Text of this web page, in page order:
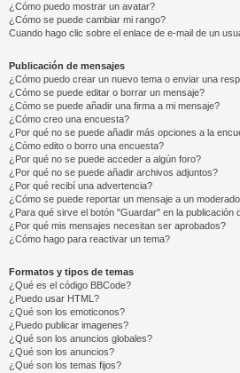
¿Cómo puedo mostrar un avatar?
¿Cómo se puede cambiar mi rango?
Cuando hago clic sobre el enlace de e-mail de un
Publicación de mensajes
¿Cómo puedo crear un nuevo tema o enviar una
¿Cómo se puede editar o borrar un mensaje?
¿Cómo se puede añadir una firma a mi mensaje?
¿Cómo creo una encuesta?
¿Por qué no se puede añadir más opciones a la
¿Cómo edito o borro una encuesta?
¿Por qué no se puede acceder a algún foro?
¿Por qué no se puede añadir archivos adjuntos?
¿Por qué recibí una advertencia?
¿Cómo se puede reportar un mensaje a un
¿Para qué sirve el botón "Guardar" en la publicación
¿Por qué mis mensajes necesitan ser aprobados?
¿Cómo hago para reactivar un tema?
Formatos y tipos de temas
¿Qué es el código BBCode?
¿Puedo usar HTML?
¿Qué son los emoticonos?
¿Puedo publicar imagenes?
¿Qué son los anuncios globales?
¿Qué son los anuncios?
¿Qué son los temas fijos?